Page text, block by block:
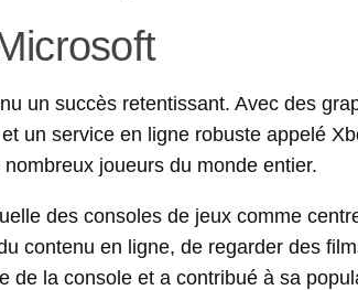
un succès retentissant. Avec des
un service en ligne robuste appelé
joueurs du monde entier.
des consoles de jeux comme
contenu en ligne, de regarder des
de la console et a contribué à sa